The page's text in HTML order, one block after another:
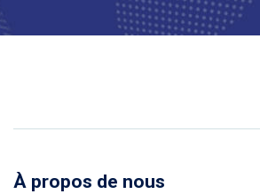
À propos de nous